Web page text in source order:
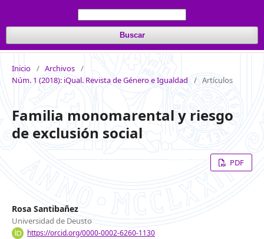
Buscar
Inicio / Archivos /
Núm. 1 (2018): iQual. Revista de Género e Igualdad
/ Artículos
Familia monomarental y riesgo
de exclusión social
PDF
Rosa Santibañez
Universidad de Deusto
https://orcid.org/0000-0002-6260-1130